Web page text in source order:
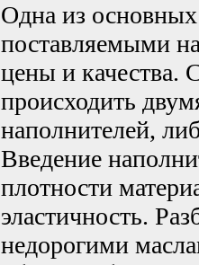
Одна из
поставляемыми
цены и качества.
происходить
наполнителей,
Введение
плотности
эластичность.
недорогими